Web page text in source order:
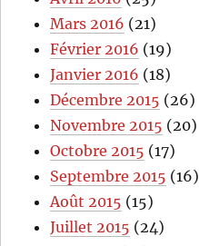
Mars 2016 (21)
Février 2016 (19)
Janvier 2016 (18)
Décembre 2015 (26)
Novembre 2015 (20)
Octobre 2015 (17)
Septembre 2015 (16)
Août 2015 (15)
Juillet 2015 (24)